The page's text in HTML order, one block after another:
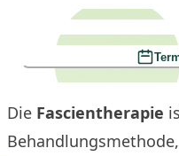
Wissenswertes
Ihr vollständiger Name
Bitte geben Sie Ihren
Ihre E-Mail-Adresse
Bitte geben Sie eine
Die Fascientherapie